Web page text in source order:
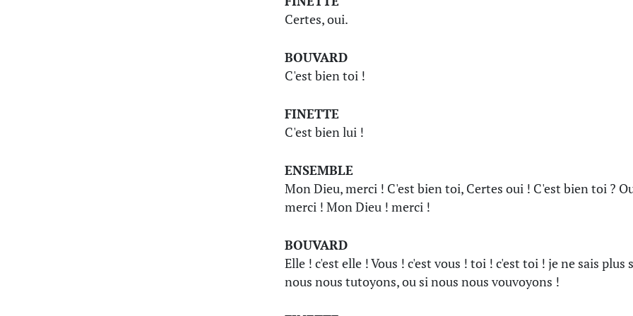
Certes, oui.
BOUVARD
C'est bien toi !
FINETTE
C'est bien lui !
ENSEMBLE
Mon Dieu, merci ! C'est bien toi, Certes oui ! C'est bien toi ?
merci ! Mon Dieu ! merci !
BOUVARD
Elle ! c'est elle ! Vous ! c'est vous ! toi ! c'est toi ! je ne sais plus
nous nous tutoyons, ou si nous nous vouvoyons !